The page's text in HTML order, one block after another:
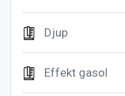
Djup
Effekt gasol